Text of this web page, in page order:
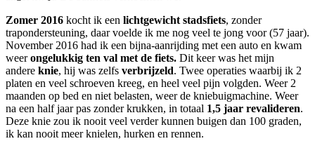
Zomer 2016 kocht ik een lichtgewicht stadsfiets, zonder
trapondersteuning, daar voelde ik me nog veel te jong voor (57 jaar).
November 2016 had ik een bijna-aanrijding met een auto en kwam
weerongelukkig ten val met de fiets. Dit keer was het mijn
andere knie, hij was zelfs verbrijzeld. Twee operaties waarbij ik 2
platen en veel schroeven kreeg, en heel veel pijn volgden. Weer 2
maanden op bed en niet belasten, weer de kniebuigmachine. Weer
na een half jaar pas zonder krukken, in totaal 1,5 jaar revalideren.
Deze knie zou ik nooit veel verder kunnen buigen dan 100 graden,
ik kan nooit meer knielen, hurken en rennen.